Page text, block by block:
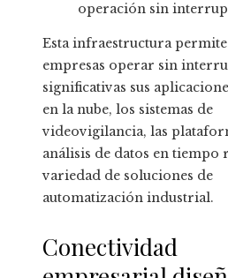
operación sin
Esta infraestructura permite
empresas operar sin
significativas sus
en la nube, los sistemas de
videovigilancia, las
análisis de datos en tiempo
variedad de soluciones de
automatización industrial.
Conectividad